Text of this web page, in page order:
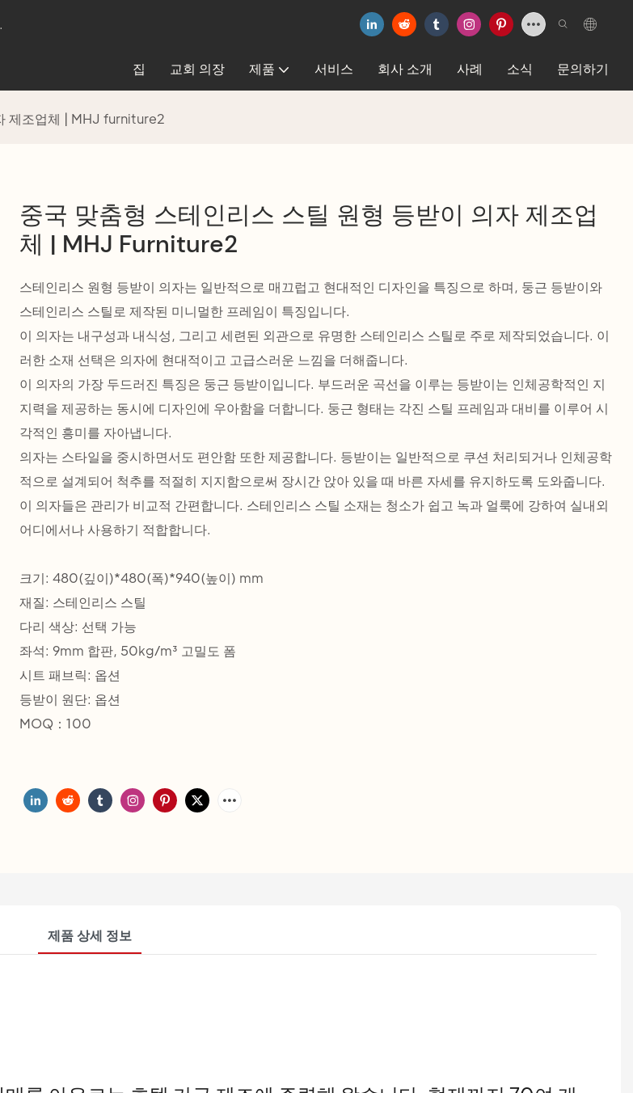
집 교회 의장 제품 서비스 회사 소개 사례 소식 문의하기
제조업체 | MHJ furniture2
중국 맞춤형 스테인리스 스틸 원형 등받이 의자 제조업
체 | MHJ Furniture2
스테인리스 원형 등받이 의자는 일반적으로 매끄럽고 현대적인 디자인을 특징으로 하며, 둥근 등받이와
스테인리스 스틸로 제작된 미니멀한 프레임이 특징입니다.
이 의자는 내구성과 내식성, 그리고 세련된 외관으로 유명한 스테인리스 스틸로 주로 제작되었습니다. 이
러한 소재 선택은 의자에 현대적이고 고급스러운 느낌을 더해줍니다.
이 의자의 가장 두드러진 특징은 둥근 등받이입니다. 부드러운 곡선을 이루는 등받이는 인체공학적인 지
지력을 제공하는 동시에 디자인에 우아함을 더합니다. 둥근 형태는 각진 스틸 프레임과 대비를 이루어 시
각적인 흥미를 자아냅니다.
의자는 스타일을 중시하면서도 편안함 또한 제공합니다. 등받이는 일반적으로 쿠션 처리되거나 인체공학
적으로 설계되어 척추를 적절히 지지함으로써 장시간 앉아 있을 때 바른 자세를 유지하도록 도와줍니다.
이 의자들은 관리가 비교적 간편합니다. 스테인리스 스틸 소재는 청소가 쉽고 녹과 얼룩에 강하여 실내외
어디에서나 사용하기 적합합니다.
크기: 480(깊이)*480(폭)*940(높이) mm
재질: 스테인리스 스틸
다리 색상: 선택 가능
좌석: 9mm 합판, 50kg/m³ 고밀도 폼
시트 패브릭: 옵션
등받이 원단: 옵션
MOQ：100
제품 상세 정보